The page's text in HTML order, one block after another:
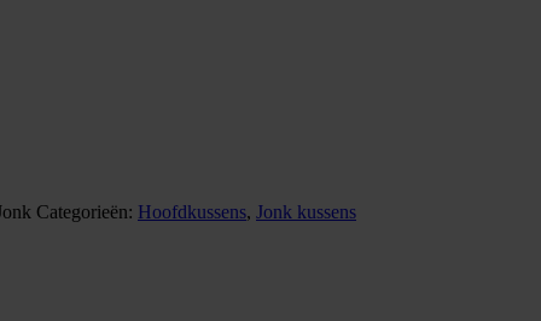
Categorieën: Hoofdkussens, Jonk kussens